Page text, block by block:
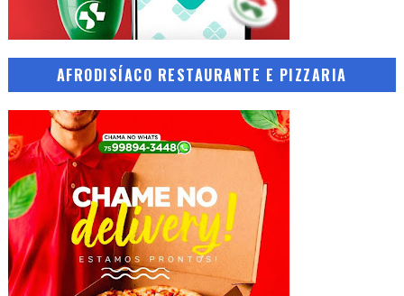
AFRODISÍACO RESTAURANTE E PIZZARIA